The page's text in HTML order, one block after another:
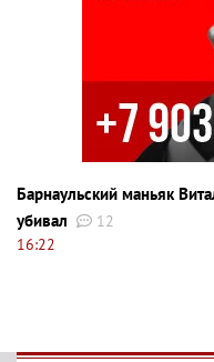
Барнаульский маньяк
убивал
12
16:22